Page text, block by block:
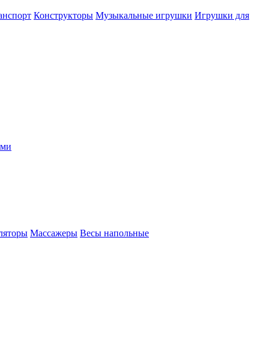
Конструкторы Музыкальные игрушки Игрушки для
Массажеры Весы напольные